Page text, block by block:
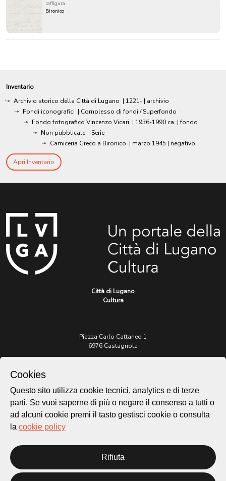
raffigura
Bironico
Inventario
Archivio storico della Città di Lugano | 1221- | archivio
Fondi iconografici | Complesso di fondi / Superfondo
Fondo fotografico Vincenzo Vicari | 1936-1990 ca. | fondo
Non pubblicate | Serie
Camiceria Greco a Bironico | marzo 1945 | negativo
Apri Inventario
Città di Lugano
Cultura
Piazza Carlo Cattaneo 1
6976 Castagnola
patrimonio@lugano.ch
t. +41 58 866 68 50
Sito istituzionale:
Cookie policy
Credits
Cookies
Questo sito utilizza cookie tecnici, analytics e di terze
parti. Se vuoi saperne di più o negare il consenso a tutti o
ad alcuni cookie premi il tasto gestisci cookie o consulta
la cookie policy
Rifiuta